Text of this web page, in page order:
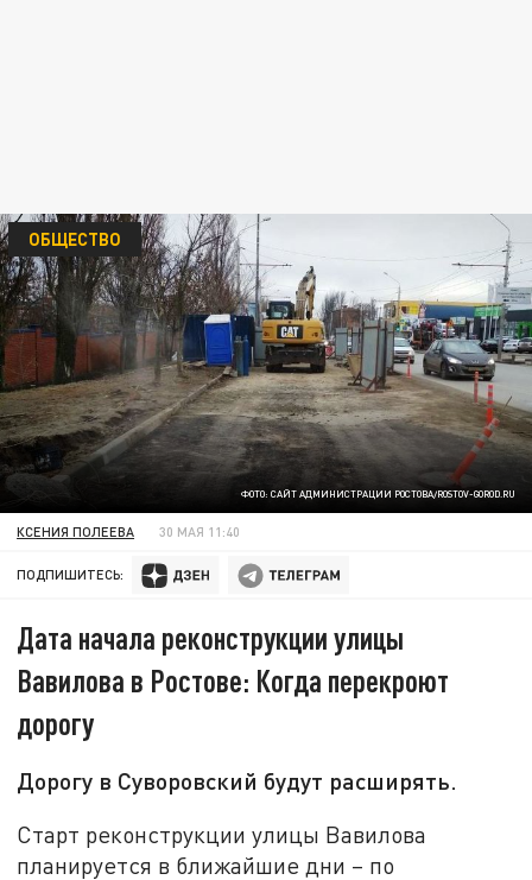
ФОТО: САЙТ АДМИНИСТРАЦИИ РОСТОВА/ROSTOV-GOROD.RU
ОБЩЕСТВО
КСЕНИЯ ПОЛЕЕВА 30 МАЯ 11:40
ПОДПИШИТЕСЬ:
Дата начала реконструкции улицы
Вавилова в Ростове: Когда перекроют
дорогу
Дорогу в Суворовский будут расширять.
Старт реконструкции улицы Вавилова
планируется в ближайшие дни – по